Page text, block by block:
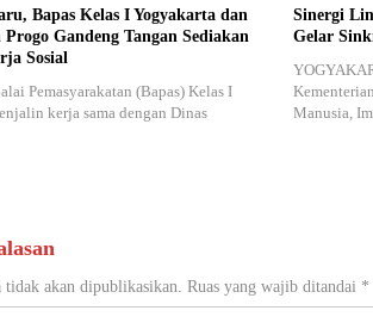
Bapas Kelas I Yogyakarta dan
Gandeng Tangan Sediakan
Sosial
Pemasyarakatan (Bapas) Kelas I
kerja sama dengan Dinas
Sinergi
Gelar
Manusia,
akan dipublikasikan. Ruas yang wajib ditandai *